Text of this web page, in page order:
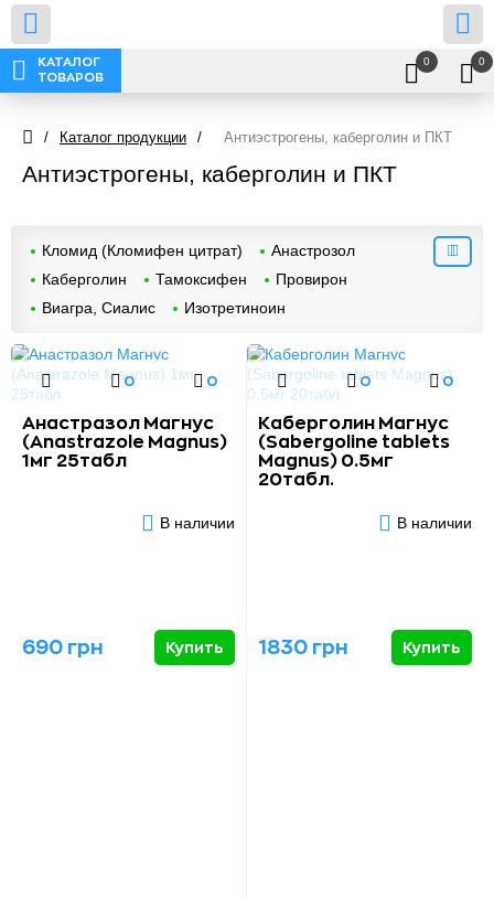
КАТАЛОГ
ТОВАРОВ
0 0
/ Каталог продукции / Антиэстрогены, каберголин и ПКТ
Антиэстрогены, каберголин и ПКТ
Кломид (Кломифен цитрат)
Анастрозол
Каберголин
Тамоксифен
Провирон
Виагра, Сиалис
Изотретиноин
0 0
Анастразол Магнус
(Anastrazole Magnus)
1мг 25табл
В наличии
690 грн Купить
0 0
Каберголин Магнус
(Sabergoline tablets
Magnus) 0.5мг
20табл.
В наличии
1830 грн Купить